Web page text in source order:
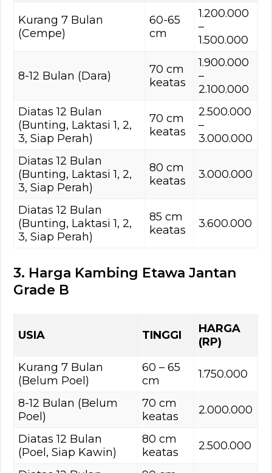
Kurang 7 Bulan
(Cempe)
60-65
cm
1.200.000
–
1.500.000
8-12 Bulan (Dara)
70 cm
keatas
1.900.000
–
2.100.000
Diatas 12 Bulan
(Bunting, Laktasi 1, 2,
3, Siap Perah)
70 cm
keatas
2.500.000
–
3.000.000
Diatas 12 Bulan
(Bunting, Laktasi 1, 2,
3, Siap Perah)
80 cm
keatas
3.000.000
Diatas 12 Bulan
(Bunting, Laktasi 1, 2,
3, Siap Perah)
85 cm
keatas
3.600.000
3. Harga Kambing Etawa Jantan
Grade B
USIA TINGGI
HARGA
(RP)
Kurang 7 Bulan
(Belum Poel)
60 – 65
cm
1.750.000
8-12 Bulan (Belum
Poel)
70 cm
keatas
2.000.000
Diatas 12 Bulan
(Poel, Siap Kawin)
80 cm
keatas
2.500.000